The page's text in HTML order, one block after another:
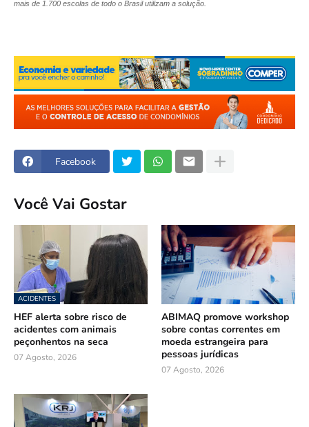
mais de 1.700 escolas de todo o Brasil utilizam a solução.
Facebook
Você Vai Gostar
ACIDENTES
HEF alerta sobre risco de
acidentes com animais
peçonhentos na seca
07 Agosto, 2026
ABIMAQ promove workshop
sobre contas correntes em
moeda estrangeira para
pessoas jurídicas
07 Agosto, 2026